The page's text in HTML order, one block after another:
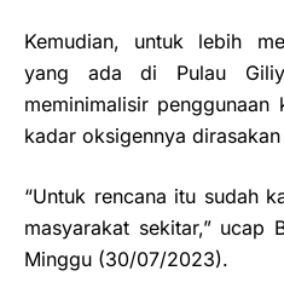
Kemudian, untuk lebih
yang ada di Pulau
meminimalisir
kadar oksigennya
“Untuk rencana itu sudah
masyarakat sekitar,” ucap
Minggu (30/07/2023).